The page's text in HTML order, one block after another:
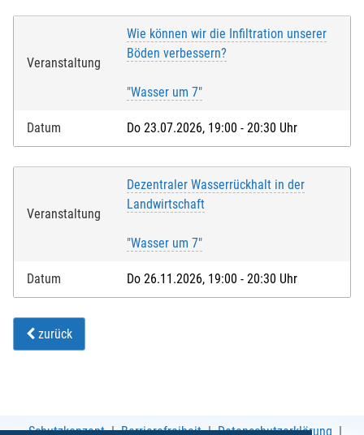
Veranstaltung
Wie können wir die Infiltration unserer
Böden verbessern?
"Wasser um 7"
Datum Do 23.07.2026, 19:00 - 20:30 Uhr
Veranstaltung
Dezentraler Wasserrückhalt in der
Landwirtschaft
"Wasser um 7"
Datum Do 26.11.2026, 19:00 - 20:30 Uhr
zurück
Schutzkonzept Barrierefreiheit Datenschutzerklärung